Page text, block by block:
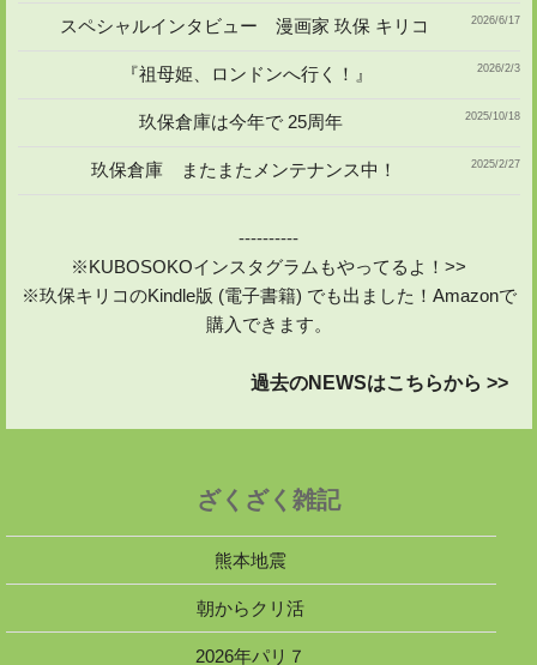
スペシャルインタビュー 漫画家 玖保 キリコ 2026/6/17
『祖母姫、ロンドンへ行く！』 2026/2/3
玖保倉庫は今年で 25周年 2025/10/18
玖保倉庫 またまたメンテナンス中！ 2025/2/27
----------
※KUBOSOKOインスタグラムもやってるよ！>>
※玖保キリコのKindle版 (電子書籍) でも出ました！Amazonで
購入できます。
過去のNEWSはこちらから >>
ざくざく雑記
熊本地震
朝からクリ活
2026年パリ７